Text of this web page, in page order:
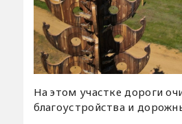
На этом участке дороги
благоустройства и